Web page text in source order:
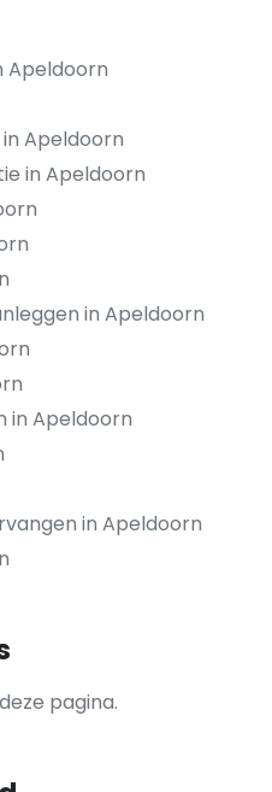
Apeldoorn
Apeldoorn
in Apeldoorn
in Apeldoorn
in Apeldoorn
in Apeldoorn
pagina.